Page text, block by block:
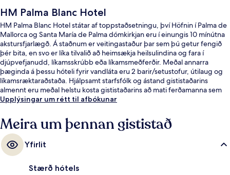
HM Palma Blanc Hotel
HM Palma Blanc Hotel státar af toppstaðsetningu, því Höfnin í Palma de
Mallorca og Santa María de Palma dómkirkjan eru í einungis 10 mínútna
akstursfjarlægð. Á staðnum er veitingastaður þar sem þú getur fengið
þér bita, en svo er líka tilvalið að heimsækja heilsulindina og fara í
djúpvefjanudd, líkamsskrúbb eða líkamsmeðferðir. Meðal annarra
þæginda á þessu hóteli fyrir vandláta eru 2 barir/setustofur, útilaug og
líkamsræktaraðstaða. Hjálpsamt starfsfólk og ástand gististaðarins
almennt eru meðal helstu kosta gististaðarins að mati ferðamanna sem
hafa heimsótt hann. Gististaðurinn er stutt frá almenningssamgöngum:
Upplýsingar um rétt til afbókunar
Meira um þennan gististað
Yfirlit
Stærð hótels